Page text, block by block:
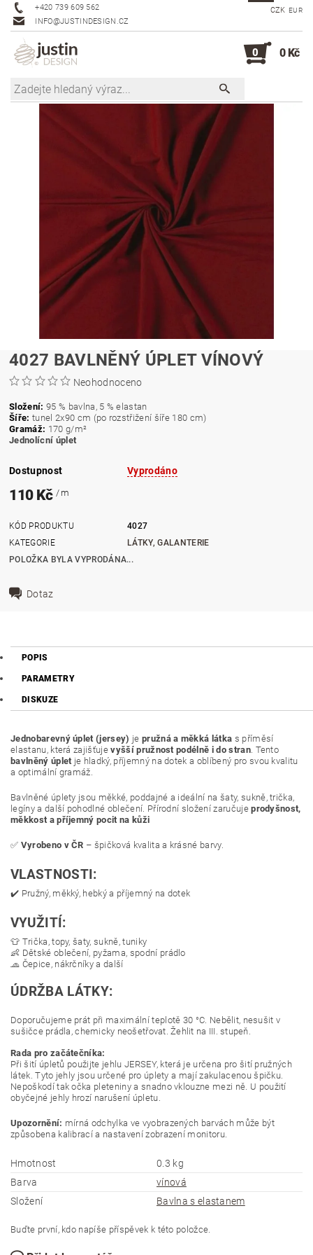
+420 739 609 562
INFO@JUSTINDESIGN.CZ
CZK EUR
0 0 Kč
4027 BAVLNĚNÝ ÚPLET VÍNOVÝ
Neohodnoceno
Složení: 95 % bavlna, 5 % elastan
Šíře: tunel 2x90 cm (po rozstřižení šíře 180 cm)
Gramáž: 170 g/m²
Jednolícní úplet
Dostupnost Vyprodáno
110 Kč / m
KÓD PRODUKTU
4027
KATEGORIE
LÁTKY, GALANTERIE
POLOŽKA BYLA VYPRODÁNA...
Dotaz
POPIS
PARAMETRY
DISKUZE
Jednobarevný úplet (jersey) je pružná a měkká látka s příměsí
elastanu, která zajišťujevyšší pružnost podélně i do stran. Tento
bavlněný úplet je hladký, příjemný na dotek a oblíbený pro svou kvalitu
a optimální gramáž.
Bavlněné úplety jsou měkké, poddajné a ideální na šaty, sukně, trička,
legíny a další pohodlné oblečení. Přírodní složení zaručujeprodyšnost,
měkkost a příjemný pocit na kůži
✅ Vyrobeno v ČR – špičková kvalita a krásné barvy.
VLASTNOSTI:
✔️ Pružný, měkký, hebký a příjemný na dotek
VYUŽITÍ:
👕 Trička, topy, šaty, sukně, tuniky
👶 Dětské oblečení, pyžama, spodní prádlo
🧢 Čepice, nákrčníky a další
ÚDRŽBA LÁTKY:
Doporučujeme prát při maximální teplotě 30 °C. Nebělit, nesušit v
sušičce prádla, chemicky neošetřovat. Žehlit na III. stupeň.
Rada pro začátečníka:
Při šití úpletů použijte jehlu JERSEY, která je určena pro šití pružných
látek. Tyto jehly jsou určené pro úplety a mají zakulacenou špičku.
Nepoškodí tak očka pleteniny a snadno vklouzne mezi ně. U použití
obyčejné jehly hrozí narušení úpletu.
Upozornění: mírná odchylka ve vyobrazených barvách může být
způsobena kalibrací a nastavení zobrazení monitoru.
Hmotnost
0.3 kg
Barva
vínová
Složení
Bavlna s elastanem
Buďte první, kdo napíše příspěvek k této položce.